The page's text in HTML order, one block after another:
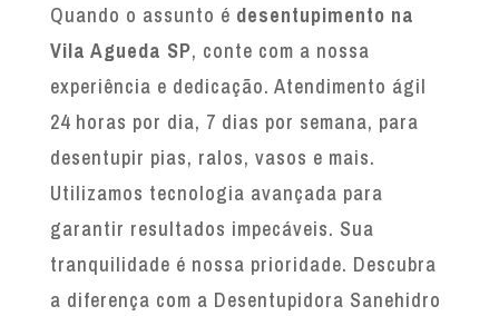
Quando o assunto é desentupimento na
Vila Agueda SP, conte com a nossa
experiência e dedicação. Atendimento ágil
24 horas por dia, 7 dias por semana, para
desentupir pias, ralos, vasos e mais.
Utilizamos tecnologia avançada para
garantir resultados impecáveis. Sua
tranquilidade é nossa prioridade. Descubra
a diferença com a Desentupidora Sanehidro